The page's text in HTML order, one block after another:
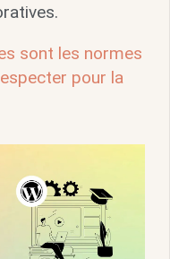
sont les normes
pour la